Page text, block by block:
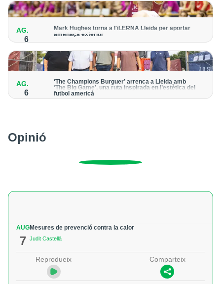
AG.
6
Mark Hughes torna a l'iLERNA Lleida per aportar
amenaça exterior
L'escorta americà va vestir la samarreta bordeus la temporada
AG.
6
‘The Champions Burguer’ arrenca a Lleida amb
‘The Big Game’, una ruta inspirada en l’estètica del
futbol americà
Opinió
AUG
7
Mesures de prevenció contra la calor
Judit Castellà
Reprodueix Comparteix